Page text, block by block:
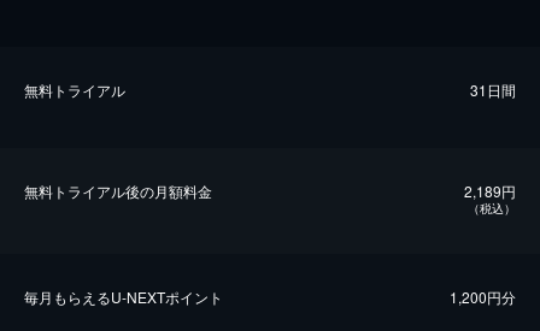
無料トライアル 31日間
無料トライアル後の⽉額料金 2,189円
（税込）
毎⽉もらえるU-NEXTポイント 1,200円分